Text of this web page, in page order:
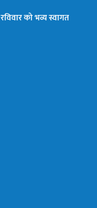
को भव्य स्वागत